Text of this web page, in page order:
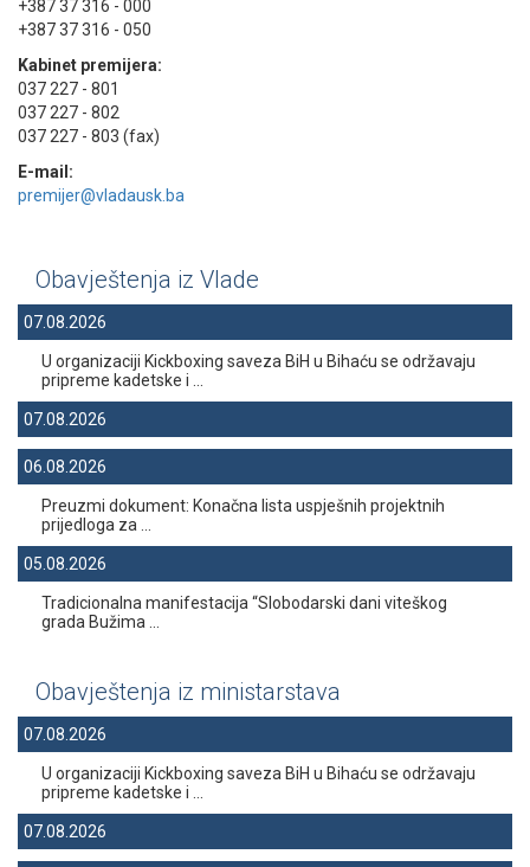
+387 37 316 - 000
+387 37 316 - 050
Kabinet premijera:
037 227 - 801
037 227 - 802
037 227 - 803 (fax)
E-mail:
premijer@vladausk.ba
Obavještenja iz Vlade
07.08.2026
U organizaciji Kickboxing saveza BiH u Bihaću se održavaju
pripreme kadetske i ...
07.08.2026
06.08.2026
Preuzmi dokument: Konačna lista uspješnih projektnih
prijedloga za ...
05.08.2026
Tradicionalna manifestacija “Slobodarski dani viteškog
grada Bužima ...
Obavještenja iz ministarstava
07.08.2026
U organizaciji Kickboxing saveza BiH u Bihaću se održavaju
pripreme kadetske i ...
07.08.2026